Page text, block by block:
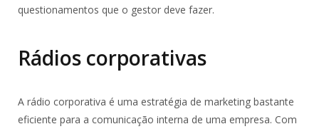
questionamentos que o gestor deve fazer.
Rádios corporativas
A rádio corporativa é uma estratégia de marketing bastante
eficiente para a comunicação interna de uma empresa. Com